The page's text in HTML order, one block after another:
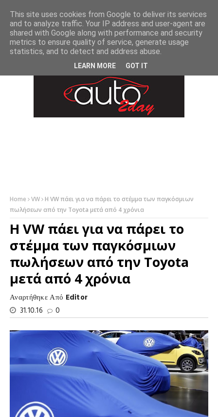
Home VW Η VW πάει για να πάρει το στέμμα των παγκόσμιων
πωλήσεων από την Toyota μετά από 4 χρόνια
Η VW πάει για να πάρει το
στέμμα των παγκόσμιων
πωλήσεων από την Toyota
μετά από 4 χρόνια
Αναρτήθηκε Από Editor
31.10.16
0
This site uses cookies from Google to deliver its services
and to analyze traffic. Your IP address and user-agent are
shared with Google along with performance and security
metrics to ensure quality of service, generate usage
statistics, and to detect and address abuse.
LEARN MORE GOT IT